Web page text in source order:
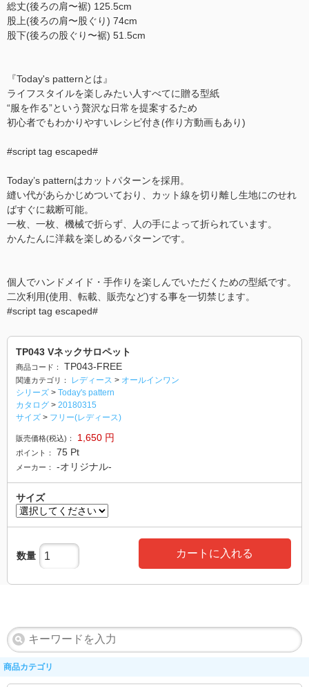
総丈(後ろの肩〜裾) 125.5cm
股上(後ろの肩〜股ぐり) 74cm
股下(後ろの股ぐり〜裾) 51.5cm
『Today's patternとは』
ライフスタイルを楽しみたい人すべてに贈る型紙
“服を作る”という贅沢な日常を提案するため
初心者でもわかりやすいレシピ付き(作り方動画もあり)
#script tag escaped#
Today’s patternはカットパターンを採用。
縫い代があらかじめついており、カット線を切り離し生地にのせれ
ばすぐに裁断可能。
一枚、一枚、機械で折らず、人の手によって折られています。
かんたんに洋裁を楽しめるパターンです。
個人でハンドメイド・手作りを楽しんでいただくための型紙です。
二次利用(使用、転載、販売など)する事を一切禁じます。
#script tag escaped#
TP043 Vネックサロペット
商品コード： TP043-FREE
関連カテゴリ： レディース > オールインワン
シリーズ > Today's pattern
カタログ > 20180315
サイズ > フリー(レディース)
販売価格(税込)： 1,650 円
ポイント： 75 Pt
メーカー： -オリジナル-
サイズ
数量 カートに入れる
商品カテゴリ